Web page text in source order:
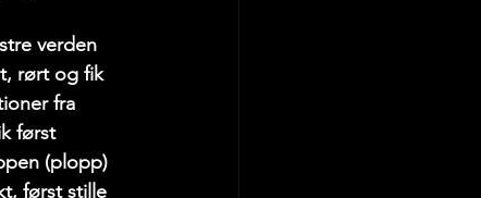
verden
rørt og fik
fra
først
(plopp)
først stille